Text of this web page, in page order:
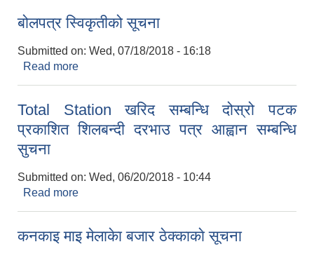
बोलपत्र स्विकृतीको सूचना
Submitted on: Wed, 07/18/2018 - 16:18
Read more
Total Station खरिद सम्बन्धि दोस्रो पटक
प्रकाशित शिलबन्दी दरभाउ पत्र आह्वान सम्बन्धि
सुचना
Submitted on: Wed, 06/20/2018 - 10:44
Read more
कनकाइ माइ मेलाकेा बजार ठेक्काकाे सूचना